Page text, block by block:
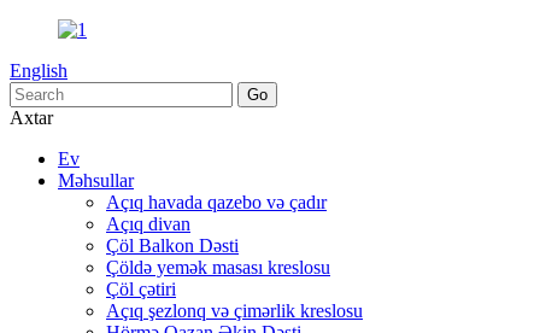
English
Axtar
Ev
Məhsullar
Açıq havada qazebo və çadır
Açıq divan
Çöl Balkon Dəsti
Çöldə yemək masası kreslosu
Çöl çətiri
Açıq şezlonq və çimərlik kreslosu